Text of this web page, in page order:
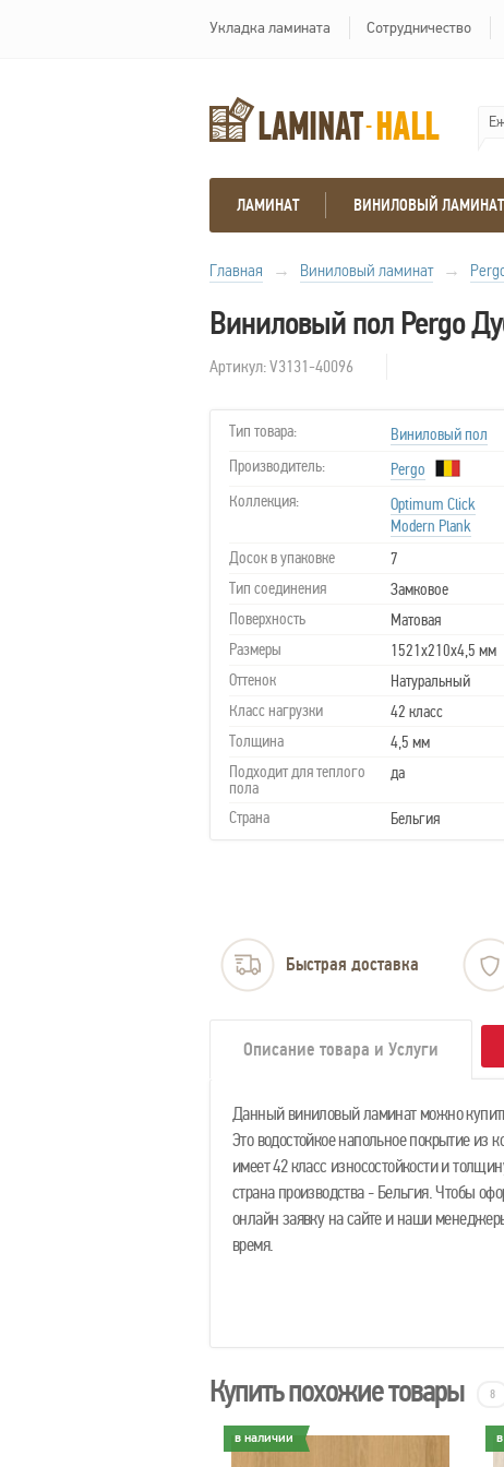
Укладка ламината Сотрудничество
ЛАМИНАТ ВИНИЛОВЫЙ ЛАМИНАТ
Главная → Виниловый ламинат →
Виниловый пол Pergo
Артикул: V3131-40096
Тип товара:
Виниловый пол
Производитель:
Pergo
Коллекция:
Optimum Click
Modern Plank
Досок в упаковке
7
Тип соединения
Замковое
Поверхность
Матовая
Размеры
1521х210х4,5 мм
Оттенок
Натуральный
Класс нагрузки
42 класс
Толщина
4,5 мм
Подходит для теплого
пола
да
Страна Бельгия
Быстрая доставка
Описание товара и Услуги
Данный виниловый ламинат можно
Это водостойкое напольное покрытие из
имеет 42 класс износостойкости и
страна производства - Бельгия. Чтобы
онлайн заявку на сайте и наши
время.
Купить похожие товары 8
в наличии